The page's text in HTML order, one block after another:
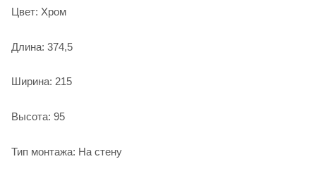
Цвет: Хром
Длина: 374,5
Ширина: 215
Высота: 95
Тип монтажа: На стену